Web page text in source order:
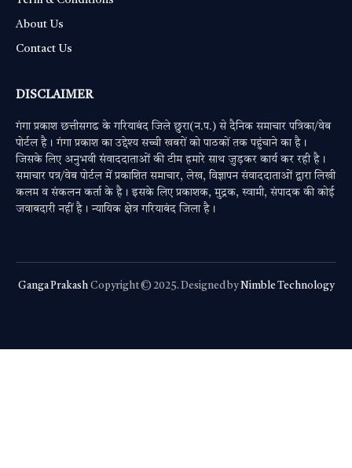
About Us
Contact Us
DISCLAIMER
गंगा प्रकाश छत्तीसगढ के गरियाबंद जिले छुरा(न.प.) से दैनिक समाचार पत्रिका/वेब
पोर्टल है। गंगा प्रकाश का उद्देश्य सच्ची खबरों को पाठकों तक पहुंचाने का है।
जिसके लिए अनुभवी संवाददाताओं की टीम हमारे साथ जुड़कर कार्य कर रही है।
समाचार पत्र/वेब पोर्टल में प्रकाशित समाचार, लेख, विज्ञापन संवाददाताओं द्वारा लिखी
कलम व संकलन कर्ता के है। इसके लिए प्रकाशक, मुद्रक, स्वामी, संपादक की कोई
जवाबदारी नहीं है। न्यायिक क्षेत्र गरियाबंद जिला है।
Ganga Prakash Copyright © 2025. Designed byNimble Technology